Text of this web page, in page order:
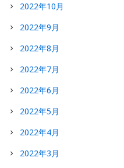
2022年10月
2022年9月
2022年8月
2022年7月
2022年6月
2022年5月
2022年4月
2022年3月